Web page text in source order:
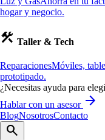
hogar y negocio.
construction Taller & Tech
ReparacionesMóviles,
prototipado.
¿Necesitas ayuda para
Hablar con un asesor arrow_forward
BlogNosotrosContacto
search